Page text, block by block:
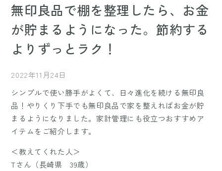
無印良品で棚を整理したら、お金
が貯まるようになった。節約する
よりずっとラク！
2022年11月24日
シンプルで使い勝手がよくて、日々進化を続ける無印良
品！やりくり下手でも無印良品で家を整えればお金が貯
まるようになりました。家計管理にも役立つおすすめア
イテムをご紹介します。
＜教えてくれた人＞
Tさん（長崎県 39歳）